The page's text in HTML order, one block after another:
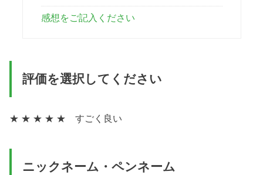
感想をご記入ください
評価を選択してください
★ ★ ★ ★ ★ すごく良い
ニックネーム・ペンネーム